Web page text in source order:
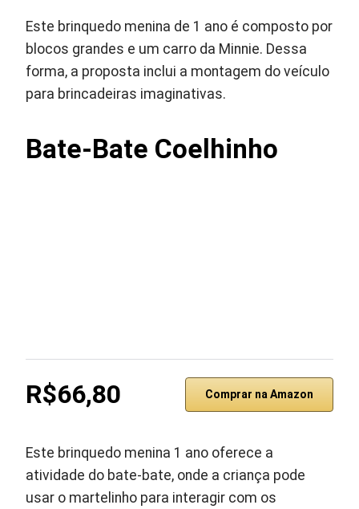
Este brinquedo menina de 1 ano é composto por
blocos grandes e um carro da Minnie. Dessa
forma, a proposta inclui a montagem do veículo
para brincadeiras imaginativas.
Bate-Bate Coelhinho
R$66,80 Comprar na Amazon
Este brinquedo menina 1 ano oferece a
atividade do bate-bate, onde a criança pode
usar o martelinho para interagir com os